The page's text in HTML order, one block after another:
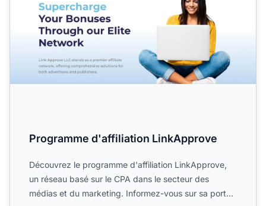
Programme d'affiliation LinkApprove
Découvrez le programme d'affiliation LinkApprove,
un réseau basé sur le CPA dans le secteur des
médias et du marketing. Informez-vous sur sa portée